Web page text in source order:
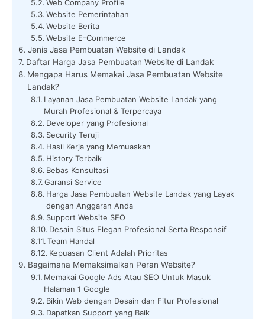
Web Company Profile
Website Pemerintahan
Website Berita
Website E-Commerce
Jenis Jasa Pembuatan Website di Landak
Daftar Harga Jasa Pembuatan Website di Landak
Mengapa Harus Memakai Jasa Pembuatan Website
Landak?
Layanan Jasa Pembuatan Website Landak yang
Murah Profesional & Terpercaya
Developer yang Profesional
Security Teruji
Hasil Kerja yang Memuaskan
History Terbaik
Bebas Konsultasi
Garansi Service
Harga Jasa Pembuatan Website Landak yang Layak
dengan Anggaran Anda
Support Website SEO
Desain Situs Elegan Profesional Serta Responsif
Team Handal
Kepuasan Client Adalah Prioritas
Bagaimana Memaksimalkan Peran Website?
Memakai Google Ads Atau SEO Untuk Masuk
Halaman 1 Google
Bikin Web dengan Desain dan Fitur Profesional
Dapatkan Support yang Baik